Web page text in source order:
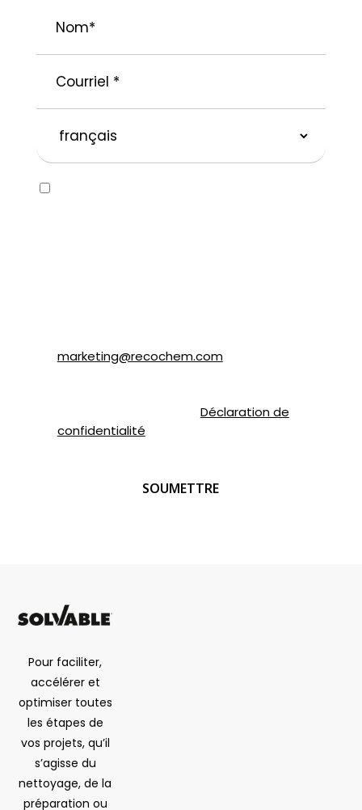
préférée
Consent
marketing@recochem.com.
Déclaration de
confidentialité
Pour faciliter,
accélérer et
optimiser toutes
les étapes de
vos projets, qu’il
s’agisse du
nettoyage, de la
préparation ou